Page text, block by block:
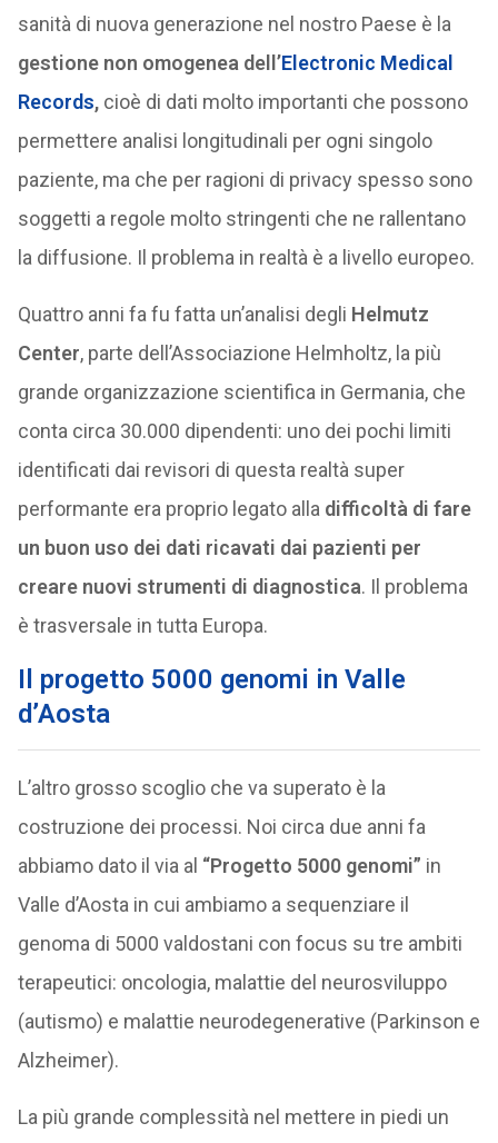
sanità di nuova generazione nel nostro Paese è la
gestione non omogenea dell’Electronic Medical
Records, cioè di dati molto importanti che possono
permettere analisi longitudinali per ogni singolo
paziente, ma che per ragioni di privacy spesso sono
soggetti a regole molto stringenti che ne rallentano
la diffusione. Il problema in realtà è a livello europeo.
Quattro anni fa fu fatta un’analisi degli Helmutz
Center, parte dell’Associazione Helmholtz, la più
grande organizzazione scientifica in Germania, che
conta circa 30.000 dipendenti: uno dei pochi limiti
identificati dai revisori di questa realtà super
performante era proprio legato alla difficoltà di fare
un buon uso dei dati ricavati dai pazienti per
creare nuovi strumenti di diagnostica. Il problema
è trasversale in tutta Europa.
Il progetto 5000 genomi in Valle
d’Aosta
L’altro grosso scoglio che va superato è la
costruzione dei processi. Noi circa due anni fa
abbiamo dato il via al “Progetto 5000 genomi” in
Valle d’Aosta in cui ambiamo a sequenziare il
genoma di 5000 valdostani con focus su tre ambiti
terapeutici: oncologia, malattie del neurosviluppo
(autismo) e malattie neurodegenerative (Parkinson e
Alzheimer).
La più grande complessità nel mettere in piedi un